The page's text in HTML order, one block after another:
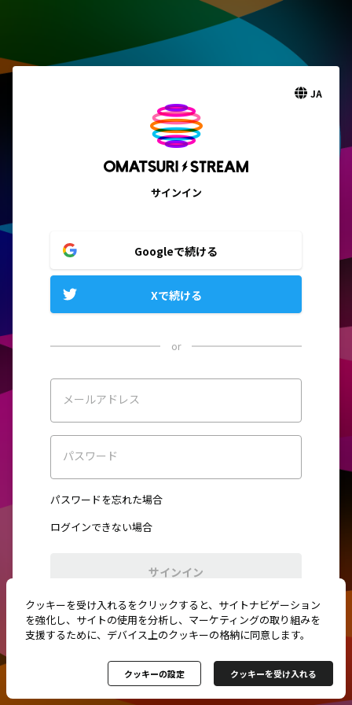
JA
サインイン
Googleで続ける
Xで続ける
or
メールアドレス
パスワード
パスワードを忘れた場合
ログインできない場合
サインイン
初めてご利用ですか？新規登録
クッキーを受け入れるをクリックすると、サイトナビゲーション
を強化し、サイトの使用を分析し、マーケティングの取り組みを
支援するために、デバイス上のクッキーの格納に同意します。
クッキーの設定 クッキーを受け入れる